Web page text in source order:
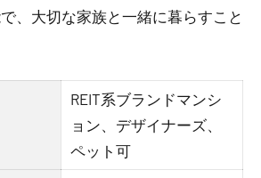
、大切な家族と一緒に暮らすこと
REIT系ブランドマンシ
ョン、デザイナーズ、
ペット可